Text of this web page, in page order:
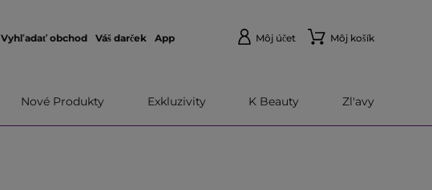
Vyhľadať obchod Váš darček App Môj účet Môj košík
Nové Produkty Exkluzivity K Beauty Zl'avy